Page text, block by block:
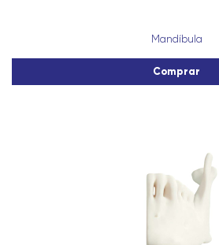
Mandíbula
Comprar